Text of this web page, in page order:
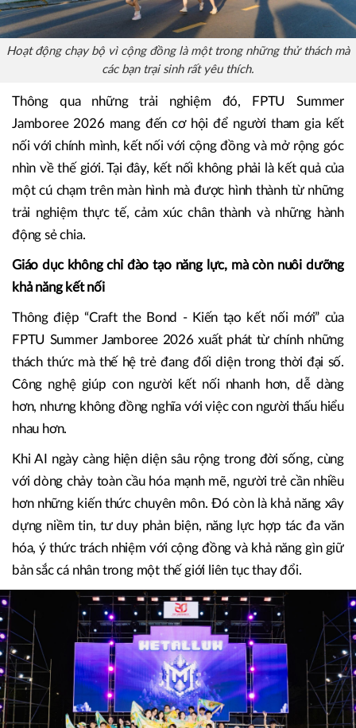
Hoạt động chạy bộ vì cộng đồng là một trong những thử thách mà
các bạn trại sinh rất yêu thích.
Thông qua những trải nghiệm đó, FPTU Summer
Jamboree 2026 mang đến cơ hội để người tham gia kết
nhìn về thế giới. Tại đây, kết nối không phải là kết quả của
một cú chạm trên màn hình mà được hình thành từ những
trải nghiệm thực tế, cảm xúc chân thành và những hành
động sẻ chia.
Giáo dục không chỉ đào tạo năng lực, mà còn nuôi dưỡng
khả năng kết nối
Thông điệp “Craft the Bond - Kiến tạo kết nối mới” của
thách thức mà thế hệ trẻ đang đối diện trong thời đại số.
Công nghệ giúp con người kết nối nhanh hơn, dễ dàng
hơn, nhưng không đồng nghĩa với việc con người thấu hiểu
nhau hơn.
Khi AI ngày càng hiện diện sâu rộng trong đời sống, cùng
với dòng chảy toàn cầu hóa mạnh mẽ, người trẻ cần nhiều
hơn những kiến thức chuyên môn. Đó còn là khả năng xây
dựng niềm tin, tư duy phản biện, năng lực hợp tác đa văn
hóa, ý thức trách nhiệm với cộng đồng và khả năng gìn giữ
bản sắc cá nhân trong một thế giới liên tục thay đổi.